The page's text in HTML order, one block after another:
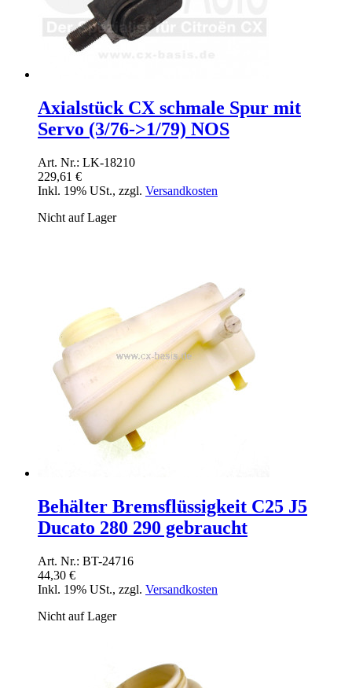
Axialstück CX schmale Spur mit
Servo (3/76->1/79) NOS
Art. Nr.: LK-18210
229,61 €
Inkl. 19% USt., zzgl. Versandkosten
Nicht auf Lager
Behälter Bremsflüssigkeit C25 J5
Ducato 280 290 gebraucht
Art. Nr.: BT-24716
44,30 €
Inkl. 19% USt., zzgl. Versandkosten
Nicht auf Lager